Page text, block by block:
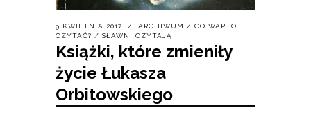
9 KWIETNIA 2017 ARCHIWUM / CO WARTO
CZYTAĆ? / SŁAWNI CZYTAJĄ
Książki, które zmieniły
życie Łukasza
Orbitowskiego